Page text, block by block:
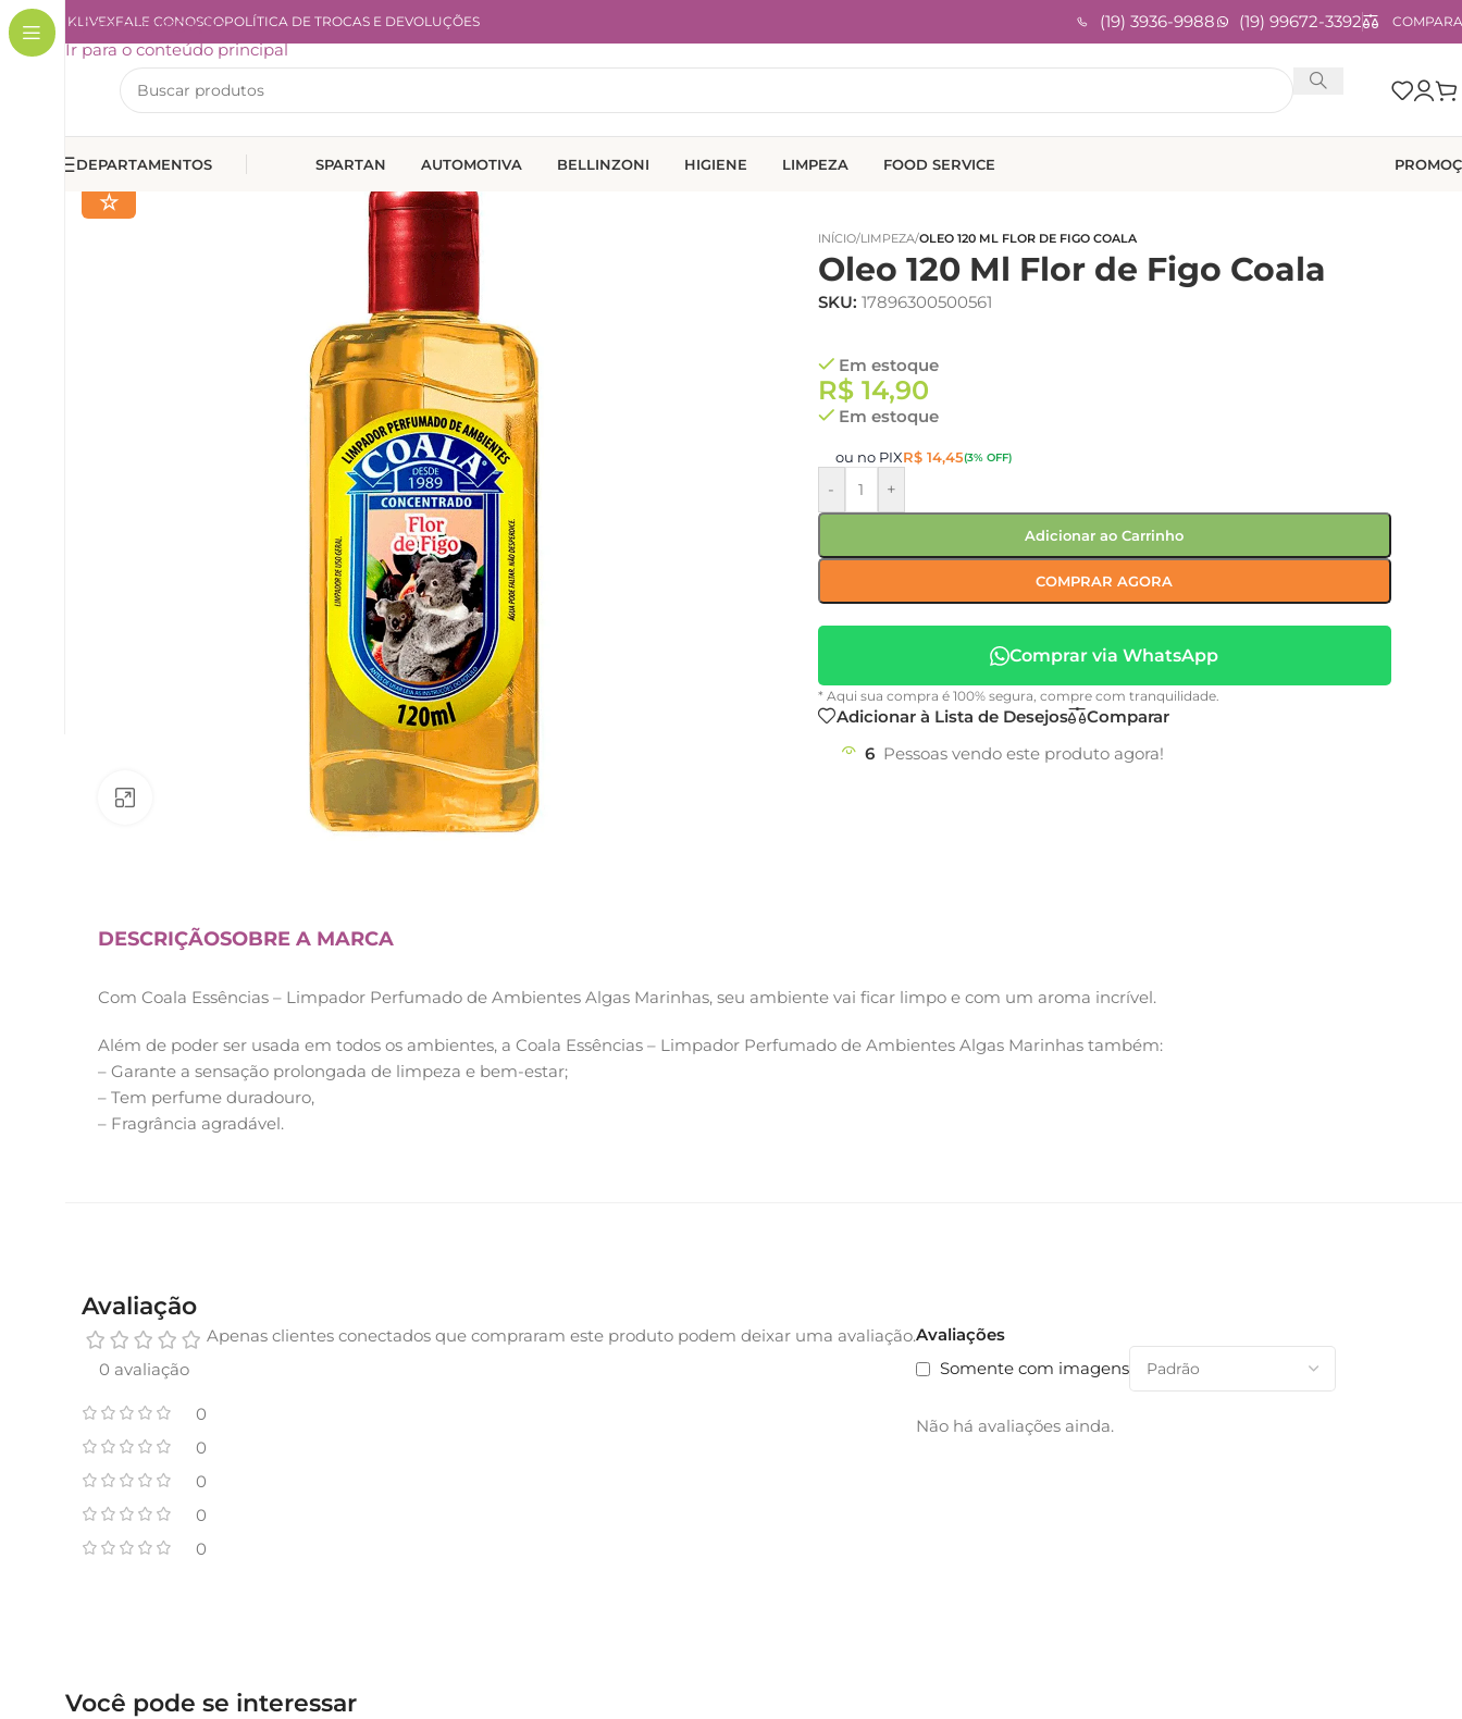
Ir para a navegação
Ir para o conteúdo principal
A KLIVEXFALE CONOSCOPOLÍTICA DE TROCAS E DEVOLUÇÕES (19) 3936-9988 (19) 99672-3392
DEPARTAMENTOS SPARTAN AUTOMOTIVA BELLINZONI HIGIENE LIMPEZA FOOD SERVICE
☆
INÍCIO/LIMPEZA/OLEO 120 ML FLOR DE FIGO COALA
Oleo 120 Ml Flor de Figo Coala
SKU: 17896300500561
Em estoque
R$14,90
Em estoque
ou no PIXR$14,45(3% OFF)
- +
Adicionar ao Carrinho
COMPRAR AGORA
Comprar via WhatsApp
* Aqui sua compra é 100% segura, compre com tranquilidade.
Adicionar à Lista de Desejos
Comparar
6 Pessoas vendo este produto agora!
DESCRIÇÃOSOBRE A MARCA
Com Coala Essências – Limpador Perfumado de Ambientes Algas Marinhas, seu ambiente vai ficar limpo e com um aroma incrível.
Além de poder ser usada em todos os ambientes, a Coala Essências – Limpador Perfumado de Ambientes Algas Marinhas também:
– Garante a sensação prolongada de limpeza e bem-estar;
– Tem perfume duradouro,
– Fragrância agradável.
Avaliação
0 avaliação
0
0
0
0
0
Avaliações
Somente com imagens
Não há avaliações ainda.
Apenas clientes conectados que compraram este produto podem deixar uma avaliação.
Você pode se interessar